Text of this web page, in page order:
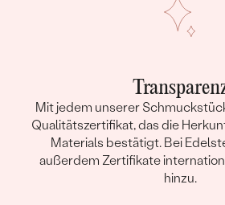
Mit jedem unserer
Qualitätszertifikat, das die
Materials bestätigt. Bei
außerdem Zertifikate
hinzu.